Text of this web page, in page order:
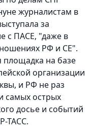
журналистам в
за
с ПАСЕ, "даже в
РФ и СЕ".
площадка на базе
организации
и РФ не раз
самых острых
досье и событий
ТАСС.